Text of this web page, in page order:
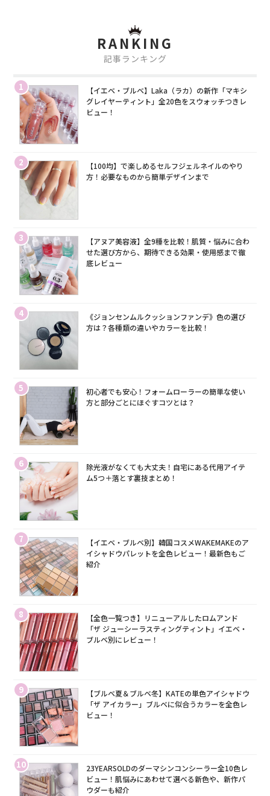
RANKING
記事ランキング
1
【イエベ・ブルベ】Laka（ラカ）の新作「マキシ
グレイヤーティント」全20色をスウォッチつきレ
ビュー！
2
【100均】で楽しめるセルフジェルネイルのやり
方！必要なものから簡単デザインまで
3
【アヌア美容液】全9種を比較！肌質・悩みに合わ
せた選び方から、期待できる効果・使用感まで徹
底レビュー
4
《ジョンセンムルクッションファンデ》色の選び
方は？各種類の違いやカラーを比較！
5
初心者でも安心！フォームローラーの簡単な使い
方と部分ごとにほぐすコツとは？
6
除光液がなくても大丈夫！自宅にある代用アイテ
ム5つ＋落とす裏技まとめ！
7
【イエベ・ブルベ別】韓国コスメWAKEMAKEのア
イシャドウパレットを全色レビュー！最新色もご
紹介
8
【全色一覧つき】リニューアルしたロムアンド
「ザ ジューシーラスティングティント」イエベ・
ブルベ別にレビュー！
9
【ブルベ夏＆ブルベ冬】KATEの単色アイシャドウ
「ザ アイカラー」ブルベに似合うカラーを全色レ
ビュー！
10
23YEARSOLDのダーマシンコンシーラー全10色レ
ビュー！肌悩みにあわせて選べる新色や、新作パ
ウダーも紹介